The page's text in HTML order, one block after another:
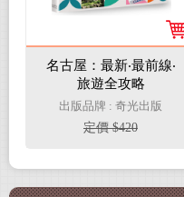
名古屋：最新‧最前線‧
旅遊全攻略
出版品牌 : 奇光出版
定價 $420